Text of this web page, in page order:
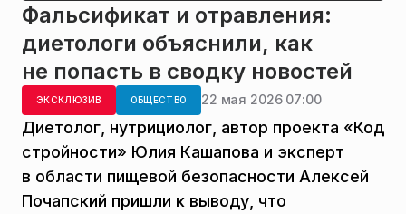
Фальсификат и отравления:
диетологи объяснили, как
не попасть в сводку новостей
ЭКСКЛЮЗИВ ОБЩЕСТВО 22 мая 2026 07:00
Диетолог, нутрициолог, автор проекта «Код
стройности» Юлия Кашапова и эксперт
в области пищевой безопасности Алексей
Почапский пришли к выводу, что